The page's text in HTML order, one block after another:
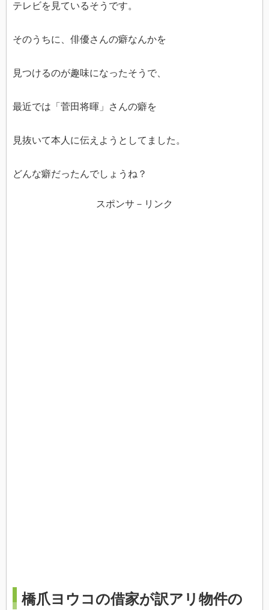
テレビを見ているそうです。
そのうちに、俳優さんの癖なんかを
見つけるのが趣味になったそうで、
最近では「菅田将暉」さんの癖を
見抜いて本人に伝えようとしてました。
どんな癖だったんでしょうね？
スポンサ－リンク
橋爪ヨウコの借家が訳アリ物件の